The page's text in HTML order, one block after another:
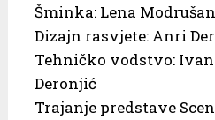
Šminka: Lena Modrušan
Dizajn rasvjete: Anri
Tehničko vodstvo:
Deronjić
Trajanje predstave